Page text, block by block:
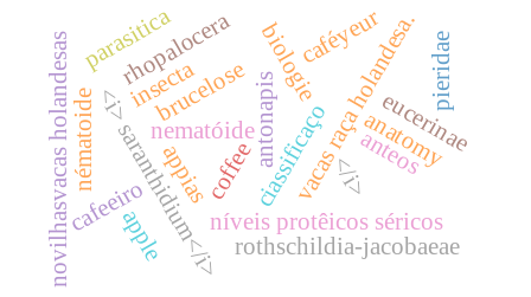
antonapis
nematóide
<i> saranthidium</i> ciassificaço
brucelose
níveis protêicos séricos
vacas raça holandesa.
rothschildia-jacobaeae
insecta biologie
cafeeiro
eucerinae
coffee
nématoide
caféyeur
novilhasvacas holandesas rhopalocera pieridae
anteos
</i>
appias
anatomy
apple
parasitica